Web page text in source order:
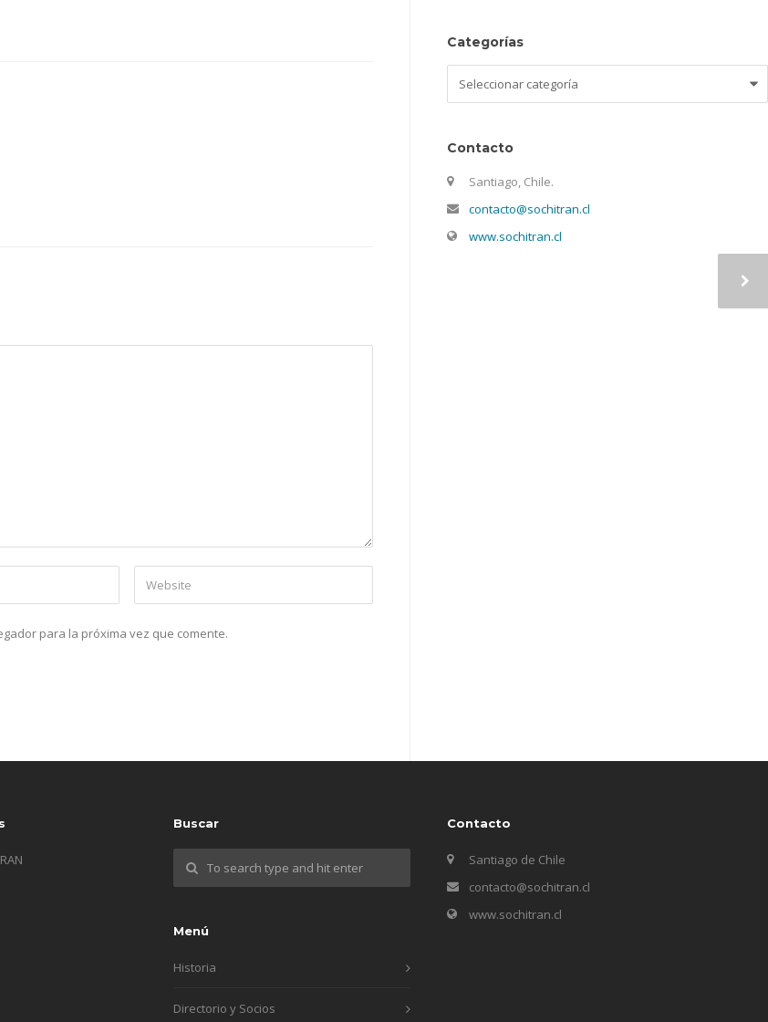
para la próxima vez que comente.
Categorías
Contacto
Santiago, Chile.
contacto@sochitran.cl
www.sochitran.cl
Buscar
Menú
Historia
Directorio y Socios
Contacto
Santiago de Chile
contacto@sochitran.cl
www.sochitran.cl